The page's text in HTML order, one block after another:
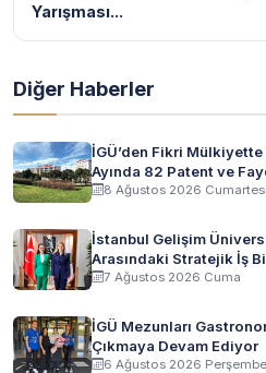
Yarışması...
Diğer Haberler
İGÜ’den Fikri Mülkiyette
Ayında 82 Patent ve
8 Ağustos 2026 Cumartesi
İstanbul Gelişim
Arasındaki Stratejik İş
7 Ağustos 2026 Cuma
İGÜ Mezunları
Çıkmaya Devam Ediyor
6 Ağustos 2026 Perşembe